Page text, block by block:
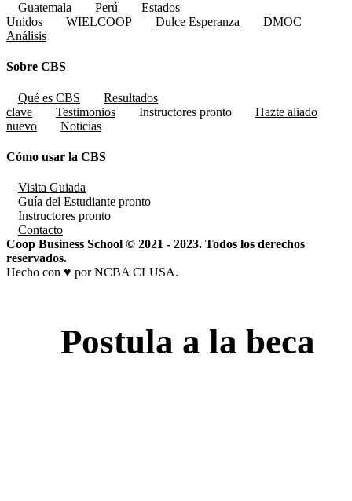
Guatemala Perú
Estados
Unidos
WIELCOOP Dulce Esperanza
DMOC
Análisis
Sobre CBS
Qué es CBS
Resultados
clave
Testimonios Instructores pronto
Hazte aliado
nuevo
Noticias
Cómo usar la CBS
Visita Guiada
Guía del Estudiante pronto
Instructores pronto
Contacto
Coop Business School © 2021 - 2023. Todos los derechos
reservados.
Hecho con ♥ por NCBA CLUSA.
Postula a la beca